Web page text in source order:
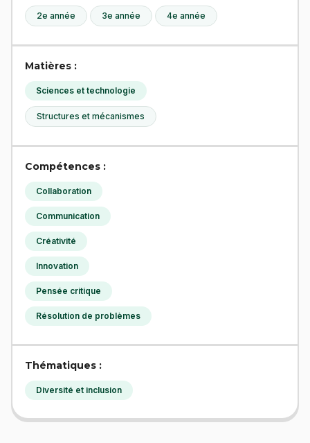
2e année 3e année 4e année
Matières :
Sciences et technologie
Structures et mécanismes
Compétences :
Collaboration
Communication
Créativité
Innovation
Pensée critique
Résolution de problèmes
Thématiques :
Diversité et inclusion